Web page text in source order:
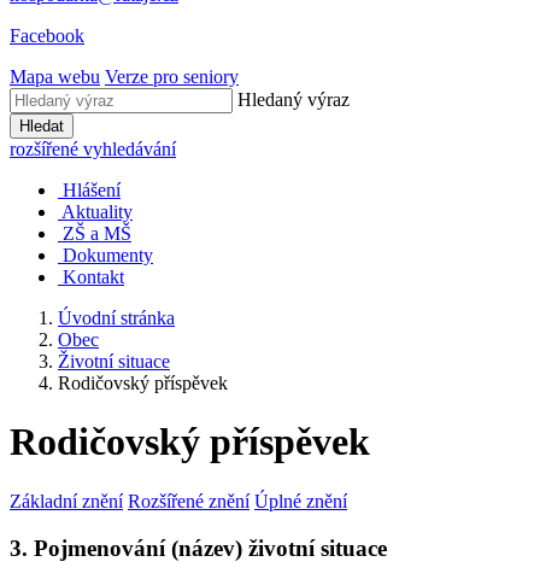
Facebook
Mapa webu Verze pro seniory
Hledaný výraz
Hledat
rozšířené vyhledávání
Hlášení
Aktuality
ZŠ a MŠ
Dokumenty
Kontakt
Úvodní stránka
Obec
Životní situace
Rodičovský příspěvek
Rodičovský příspěvek
Základní znění Rozšířené znění Úplné znění
3. Pojmenování (název) životní situace